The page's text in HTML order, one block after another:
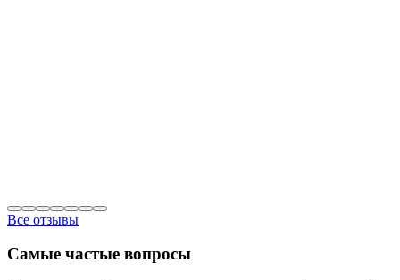
Все отзывы
Самые частые вопросы